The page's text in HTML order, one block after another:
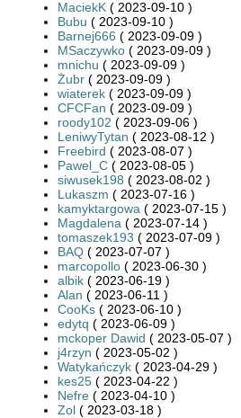
MaciekK ( 2023-09-10 )
Bubu ( 2023-09-10 )
Barnej666 ( 2023-09-09 )
MSaczywko ( 2023-09-09 )
mnichu ( 2023-09-09 )
Żubr ( 2023-09-09 )
wiaterek ( 2023-09-09 )
CFCFan ( 2023-09-09 )
roody102 ( 2023-09-06 )
LeniwyTytan ( 2023-08-12 )
Freebird ( 2023-08-07 )
Pawel_C ( 2023-08-05 )
siwusek198 ( 2023-08-02 )
Lukaszm ( 2023-07-16 )
kamyktargowa ( 2023-07-15 )
Magdalena ( 2023-07-14 )
tomaszek193 ( 2023-07-09 )
BAQ ( 2023-07-07 )
marcopollo ( 2023-06-30 )
albik ( 2023-06-19 )
Alan ( 2023-06-11 )
CooKs ( 2023-06-10 )
edytq ( 2023-06-09 )
mckoper Dawid ( 2023-05-07 )
j4rzyn ( 2023-05-02 )
Watykańczyk ( 2023-04-29 )
kes25 ( 2023-04-22 )
Nefre ( 2023-04-10 )
Zol ( 2023-03-18 )